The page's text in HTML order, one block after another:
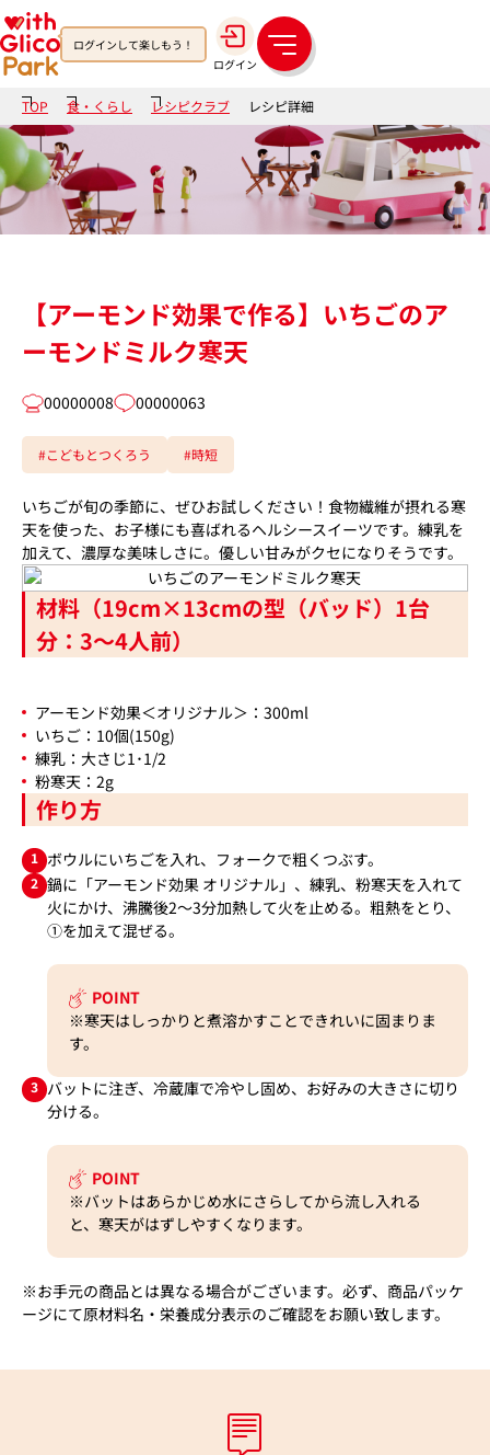
ログインして楽しもう！
ログイン
メ
ニ
ュ
ー
TOP 食・くらし レシピクラブ レシピ詳細
【アーモンド効果で作る】いちごのア
ーモンドミルク寒天
00000008 00000063
#こどもとつくろう #時短
いちごが旬の季節に、ぜひお試しください！食物繊維が摂れる寒
天を使った、お子様にも喜ばれるヘルシースイーツです。練乳を
加えて、濃厚な美味しさに。優しい甘みがクセになりそうです。
材料（19cm×13cmの型（バッド）1台
分：3～4人前）
アーモンド効果＜オリジナル＞：300ml
いちご：10個(150g)
練乳：大さじ1･1/2
粉寒天：2g
作り方
1 ボウルにいちごを入れ、フォークで粗くつぶす。
2 鍋に「アーモンド効果 オリジナル」、練乳、粉寒天を入れて
火にかけ、沸騰後2～3分加熱して火を止める。粗熱をとり、
①を加えて混ぜる。
POINT
※寒天はしっかりと煮溶かすことできれいに固まりま
す。
3 バットに注ぎ、冷蔵庫で冷やし固め、お好みの大きさに切り
分ける。
POINT
※バットはあらかじめ水にさらしてから流し入れる
と、寒天がはずしやすくなります。
※お手元の商品とは異なる場合がございます。必ず、商品パッケ
ージにて原材料名・栄養成分表示のご確認をお願い致します。